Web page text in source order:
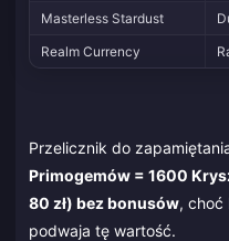
Masterless Stardust
Realm Currency
Przelicznik do
Primogemów = 1600
80 zł) bez bonusów, choć
podwaja tę wartość.